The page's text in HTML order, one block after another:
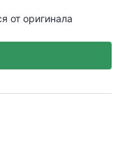
от оригинала